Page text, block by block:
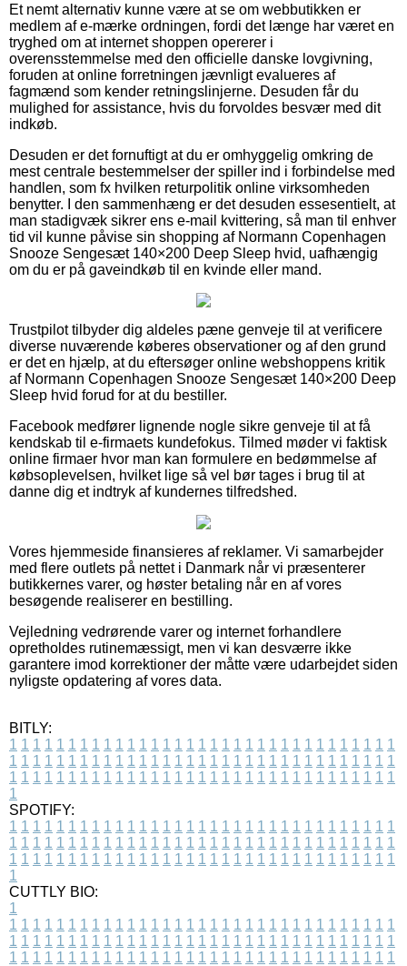
Et nemt alternativ kunne være at se om webbutikken er
medlem af e-mærke ordningen, fordi det længe har været en
tryghed om at internet shoppen opererer i
overensstemmelse med den officielle danske lovgivning,
foruden at online forretningen jævnligt evalueres af
fagmænd som kender retningslinjerne. Desuden får du
mulighed for assistance, hvis du forvoldes besvær med dit
indkøb.
Desuden er det fornuftigt at du er omhyggelig omkring de
mest centrale bestemmelser der spiller ind i forbindelse med
handlen, som fx hvilken returpolitik online virksomheden
benytter. I den sammenhæng er det desuden essesentielt, at
man stadigvæk sikrer ens e-mail kvittering, så man til enhver
tid vil kunne påvise sin shopping af Normann Copenhagen
Snooze Sengesæt 140×200 Deep Sleep hvid, uafhængig
om du er på gaveindkøb til en kvinde eller mand.
Trustpilot tilbyder dig aldeles pæne genveje til at verificere
diverse nuværende køberes observationer og af den grund
er det en hjælp, at du eftersøger online webshoppens kritik
af Normann Copenhagen Snooze Sengesæt 140×200 Deep
Sleep hvid forud for at du bestiller.
Facebook medfører lignende nogle sikre genveje til at få
kendskab til e-firmaets kundefokus. Tilmed møder vi faktisk
online firmaer hvor man kan formulere en bedømmelse af
købsoplevelsen, hvilket lige så vel bør tages i brug til at
danne dig et indtryk af kundernes tilfredshed.
Vores hjemmeside finansieres af reklamer. Vi samarbejder
med flere outlets på nettet i Danmark når vi præsenterer
butikkernes varer, og høster betaling når en af vores
besøgende realiserer en bestilling.
Vejledning vedrørende varer og internet forhandlere
opretholdes rutinemæssigt, men vi kan desværre ikke
garantere imod korrektioner der måtte være udarbejdet siden
nyligste opdatering af vores data.
BITLY:
1 1 1 1 1 1 1 1 1 1 1 1 1 1 1 1 1 1 1 1 1 1 1 1 1 1 1 1 1 1 1 1 1
1 1 1 1 1 1 1 1 1 1 1 1 1 1 1 1 1 1 1 1 1 1 1 1 1 1 1 1 1 1 1 1 1
1 1 1 1 1 1 1 1 1 1 1 1 1 1 1 1 1 1 1 1 1 1 1 1 1 1 1 1 1 1 1 1 1
1
SPOTIFY:
1 1 1 1 1 1 1 1 1 1 1 1 1 1 1 1 1 1 1 1 1 1 1 1 1 1 1 1 1 1 1 1 1
1 1 1 1 1 1 1 1 1 1 1 1 1 1 1 1 1 1 1 1 1 1 1 1 1 1 1 1 1 1 1 1 1
1 1 1 1 1 1 1 1 1 1 1 1 1 1 1 1 1 1 1 1 1 1 1 1 1 1 1 1 1 1 1 1 1
1
CUTTLY BIO:
1
1 1 1 1 1 1 1 1 1 1 1 1 1 1 1 1 1 1 1 1 1 1 1 1 1 1 1 1 1 1 1 1 1
1 1 1 1 1 1 1 1 1 1 1 1 1 1 1 1 1 1 1 1 1 1 1 1 1 1 1 1 1 1 1 1 1
1 1 1 1 1 1 1 1 1 1 1 1 1 1 1 1 1 1 1 1 1 1 1 1 1 1 1 1 1 1 1 1 1